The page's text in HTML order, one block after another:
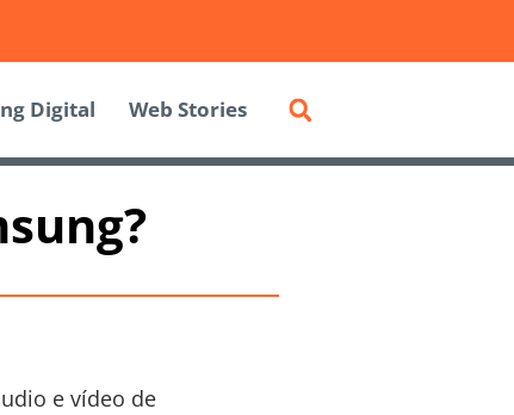
Digital Web Stories
e vídeo de